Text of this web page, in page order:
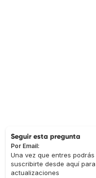
Seguir esta pregunta
Por Email:
Una vez que entres podrás
suscribirte desde aquí
actualizaciones